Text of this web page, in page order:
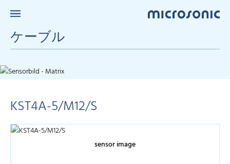
ケーブル
KST4A-5/M12/S
sensor image